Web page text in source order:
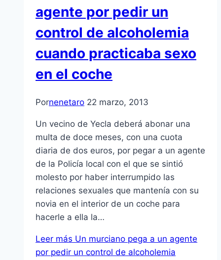
agente por pedir un
control de alcoholemia
cuando practicaba sexo
en el coche
Pornenetaro 22 marzo, 2013
Un vecino de Yecla deberá abonar una
multa de doce meses, con una cuota
diaria de dos euros, por pegar a un agente
de la Policí­a local con el que se sintió
molesto por haber interrumpido las
relaciones sexuales que mantení­a con su
novia en el interior de un coche para
hacerle a ella la…
Leer más Un murciano pega a un agente
por pedir un control de alcoholemia